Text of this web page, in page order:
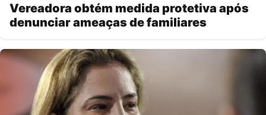
Vereadora obtém medida protetiva após
denunciar ameaças de familiares